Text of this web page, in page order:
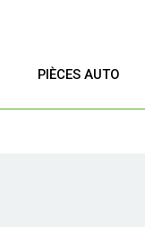
PIÈCES AUTO